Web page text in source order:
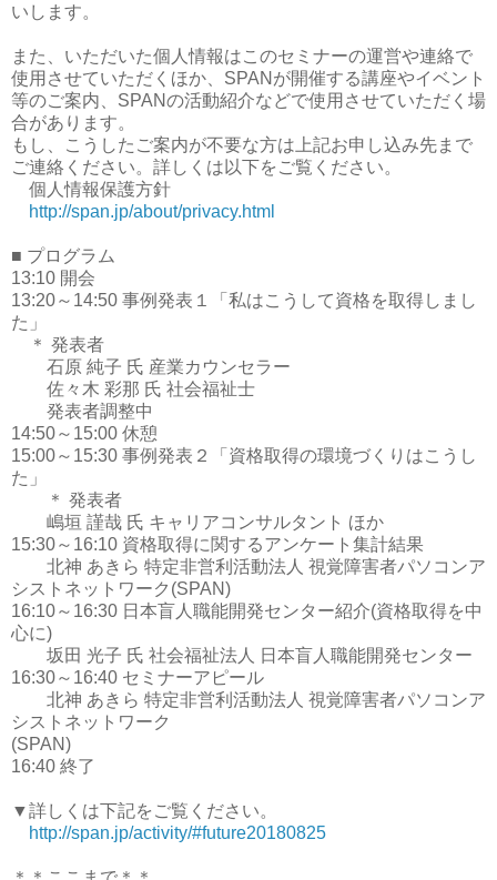
いします。
また、いただいた個人情報はこのセミナーの運営や連絡で
使用させていただくほか、 SPAN が開催する講座やイベント
等のご案内、 SPANの活動紹介などで使用させていただく場
合があります。
もし、こうしたご案内が不要な方は上記お申し込み先まで
ご連絡ください。詳しくは以下をご覧ください。
個人情報保護方針
http://span.jp/about/privacy.html
■ プログラム
13:10 開会
13:20～ 14:50 事例発表１「私はこうして資格を取得しまし
た」
＊ 発表者
石原 純子 氏 産業カウンセラー
佐々木 彩那 氏 社会福祉士
発表者調整中
14:50～ 15:00 休憩
15:00～ 15:30 事例発表２「資格取得の環境づくりはこうし
た」
＊ 発表者
嶋垣 謹哉 氏 キャリアコンサルタント ほか
15:30～ 16:10 資格取得に関するアンケート集計結果
北神 あきら 特定非営利活動法人 視覚障害者パソコンア
シストネットワーク (SPAN)
16:10～ 16:30 日本盲人職能開発センター紹介(資格取得を中
心に)
坂田 光子 氏 社会福祉法人 日本盲人職能開発センター
16:30～ 16:40 セミナーアピール
北神 あきら 特定非営利活動法人 視覚障害者パソコンア
シストネットワーク
(SPAN)
16:40 終了
▼詳しくは下記をご覧ください。
http://span.jp/activity/#future20180825